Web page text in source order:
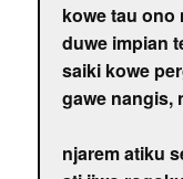
kowe tau ono
duwe impian
saiki kowe
gawe nangis,
njarem atiku